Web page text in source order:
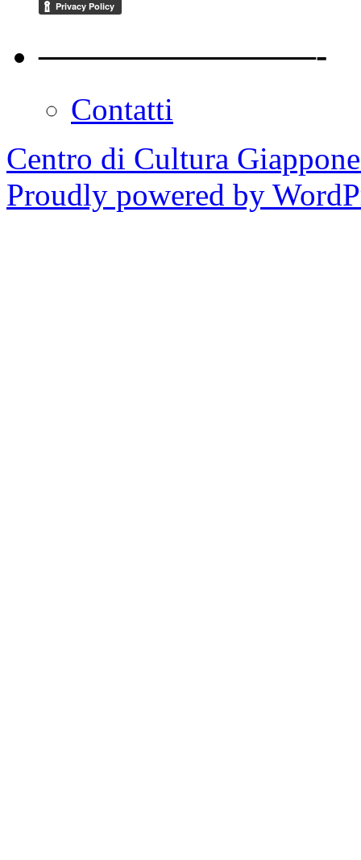
————————-
Contatti
Centro di Cultura
Proudly powered by